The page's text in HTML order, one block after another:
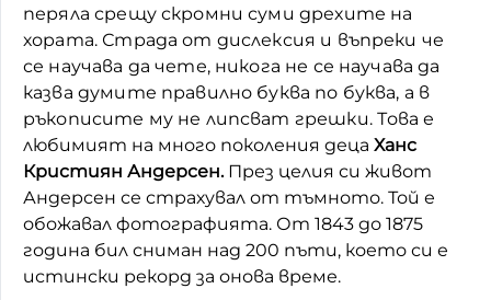
перяла срещу скромни суми дрехите на
хората. Страда от дислексия и въпреки че
се научава да чете, никога не се научава да
казва думите правилно буква по буква, а в
ръкописите му не липсват грешки. Това е
любимият на много поколения деца Ханс
Кристиян Андерсен. През целия си живот
Андерсен се страхувал от тъмното. Той е
обожавал фотографията. От 1843 до 1875
година бил сниман над 200 пъти, което си е
истински рекорд за онова време.